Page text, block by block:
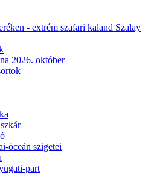
- extrém szafari kaland Szalay
2026. október
óceán szigetei
part